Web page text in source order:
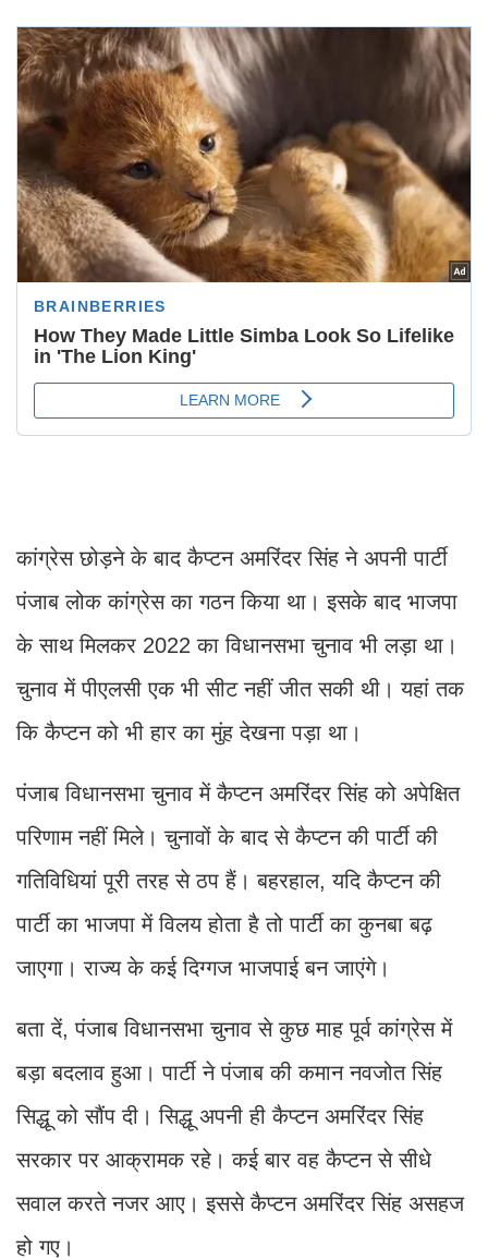
कांग्रेस छोड़ने के बाद कैप्टन अमरिंदर सिंह ने अपनी पार्टी
पंजाब लोक कांग्रेस का गठन किया था। इसके बाद भाजपा
के साथ मिलकर 2022 का विधानसभा चुनाव भी लड़ा था।
चुनाव में पीएलसी एक भी सीट नहीं जीत सकी थी। यहां तक
कि कैप्टन को भी हार का मुंह देखना पड़ा था।
पंजाब विधानसभा चुनाव में कैप्टन अमरिंदर सिंह को अपेक्षित
परिणाम नहीं मिले। चुनावों के बाद से कैप्टन की पार्टी की
गतिविधियां पूरी तरह से ठप हैं। बहरहाल, यदि कैप्टन की
पार्टी का भाजपा में विलय होता है तो पार्टी का कुनबा बढ़
जाएगा। राज्य के कई दिग्गज भाजपाई बन जाएंगे।
बता दें, पंजाब विधानसभा चुनाव से कुछ माह पूर्व कांग्रेस में
बड़ा बदलाव हुआ। पार्टी ने पंजाब की कमान नवजोत सिंह
सिद्धू को सौंप दी। सिद्धू अपनी ही कैप्टन अमरिंदर सिंह
सरकार पर आक्रामक रहे। कई बार वह कैप्टन से सीधे
सवाल करते नजर आए। इससे कैप्टन अमरिंदर सिंह असहज
हो गए।